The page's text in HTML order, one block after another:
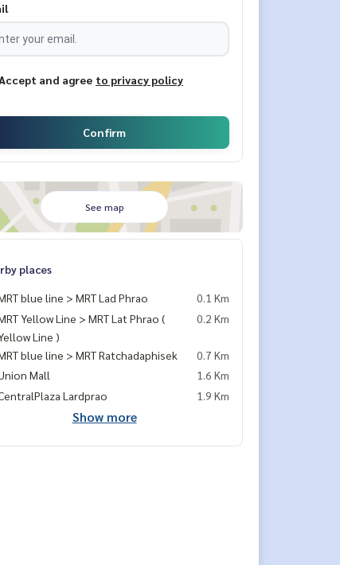
and agree to privacy policy
Confirm
See map
places
blue line > MRT Lad Phrao
0.1 Km
Yellow Line > MRT Lat Phrao (
Line )
0.2 Km
blue line > MRT Ratchadaphisek
0.7 Km
Mall
1.6 Km
Lardprao
1.9 Km
Show more